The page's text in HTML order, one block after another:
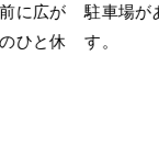
に広が
ひと休
駐車場が
す。